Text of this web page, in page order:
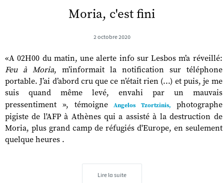
Moria, c'est fini
2 octobre 2020
«A 02H00 du matin, une alerte info sur Lesbos m’a réveillé:
Feu à Moria, m’informait la notification sur téléphone
portable. J’ai d’abord cru que ce n’était rien (...) et puis, je me
suis quand même levé, envahi par un mauvais
pressentiment », témoigne
Angelos Tzortzinis, photographe
pigiste de l'AFP à Athènes qui a assisté à la destruction de
Moria, plus grand camp de réfugiés d'Europe, en seulement
quelque heures .
Lire la suite